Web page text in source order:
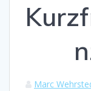
Marc